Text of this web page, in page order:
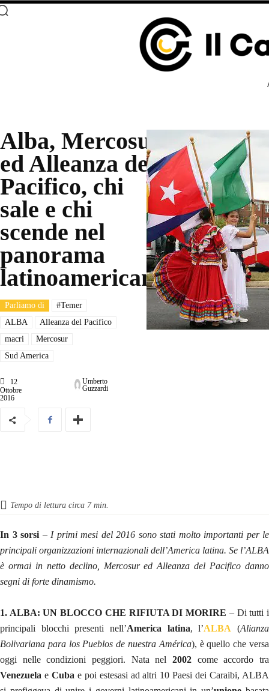
Alba, Mercosur
ed Alleanza del
Pacifico, chi
sale e chi
scende nel
panorama
latinoamericano
Parliamo di
#Temer
ALBA
Alleanza del Pacifico
macri
Mercosur
Sud America
12
Ottobre
2016
Umberto
Guzzardi
Tempo di lettura circa 7min.
In 3 sorsi – I primi mesi del 2016 sono stati molto importanti per le
principali organizzazioni internazionali dell’America latina. Se l’ALBA
è ormai in netto declino, Mercosur ed Alleanza del Pacifico danno
segni di forte dinamismo.
1. ALBA: UN BLOCCO CHE RIFIUTA DI MORIRE – Di tutti i
principali blocchi presenti nell’America latina, l’ALBA (Alianza
Bolivariana para los Pueblos de nuestra América), è quello che versa
oggi nelle condizioni peggiori. Nata nel 2002 come accordo tra
Venezuela eCuba e poi estesasi ad altri 10 Paesi dei Caraibi, ALBA